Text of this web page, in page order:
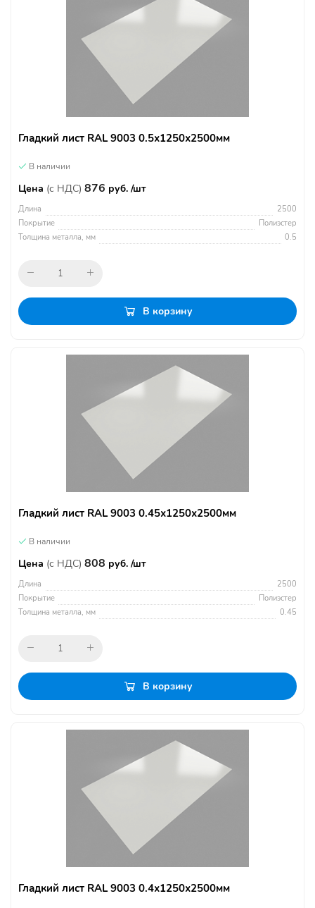
Гладкий лист RAL 9003 0.5х1250х2500мм
В наличии
Цена (с НДС) 876 руб. /шт
Длина
2500
Покрытие
Полиэстер
Толщина металла, мм
0.5
В корзину
Гладкий лист RAL 9003 0.45х1250х2500мм
В наличии
Цена (с НДС) 808 руб. /шт
Длина
2500
Покрытие
Полиэстер
Толщина металла, мм
0.45
В корзину
Гладкий лист RAL 9003 0.4х1250х2500мм